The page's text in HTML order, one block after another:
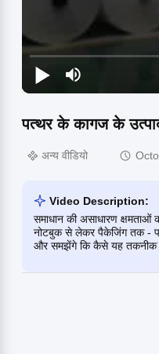
पत्थर के कागज के
अन्य वीडियो
Video Description:
समाधान की असाधारण क्षमताओं
नोटबुक से लेकर पैकेजिंग तक -
और समझेंगे कि कैसे यह तकनीक